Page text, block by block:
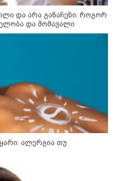
დეფიციტი აქვს? -
ტრამპი პიტ
დეტალები
და არა განაჩენი: როგორ
და მომავალი
ალერგია თუ